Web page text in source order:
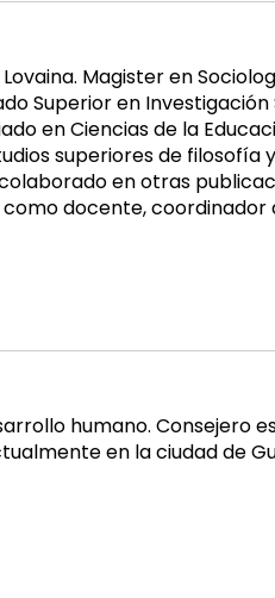
Magister en
Superior en
en Ciencias de la
superiores de filosofía
en otras
docente, coordinador
humano. Consejero
en la ciudad de